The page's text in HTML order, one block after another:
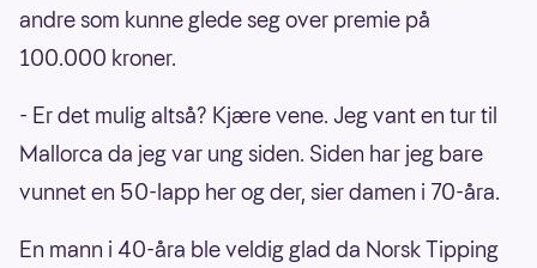
andre som kunne glede seg over premie på
100.000 kroner.
- Er det mulig altså? Kjære vene. Jeg vant en tur til
Mallorca da jeg var ung siden. Siden har jeg bare
vunnet en 50-lapp her og der, sier damen i 70-åra.
En mann i 40-åra ble veldig glad da Norsk Tipping